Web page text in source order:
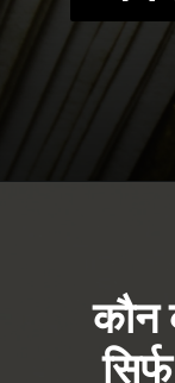
कौन